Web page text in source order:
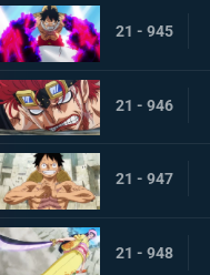
21 - 945
21 - 946
21 - 947
21 - 948